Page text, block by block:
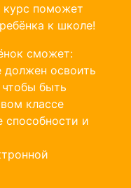
поможет
к школе!
сможет:
должен освоить
быть
классе
способности и